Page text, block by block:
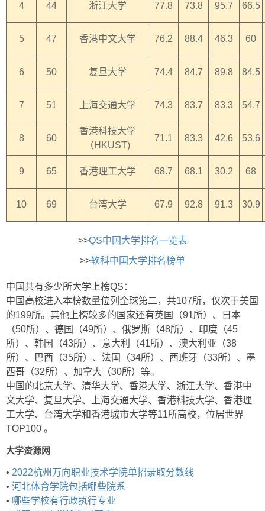
4 44 浙江大学 77.8 73.8 95.7 66.5
5 47 香港中文大学 76.2 88.4 46.3 60
6 50 复旦大学 74.4 84.7 89.8 84.5
7 51 上海交通大学 74.3 83.7 83.3 54.7
8 60
香港科技大学
（HKUST)
71.1 83.3 42.6 53.6
9 65 香港理工大学 68.7 68.1 30.2 68
10 69 台湾大学 67.9 92.8 91.3 30.9
>>QS中国大学排名一览表
>>软科中国大学排名榜单
中国共有多少所大学上榜QS：
中国高校进入本榜数量位列全球第二，共107所，仅次于美国
的199所。其他上榜较多的国家还有英国（91所）、日本
（50所）、德国（49所）、俄罗斯（48所）、印度（45
所）、韩国（43所）、意大利（41所）、澳大利亚（38
所）、巴西（35所）、法国（34所）、西班牙（33所）、墨
西哥（32所）、加拿大（30所）等。
中国的北京大学、清华大学、香港大学、浙江大学、香港中
文大学、复旦大学、上海交通大学、香港科技大学、香港理
工大学、台湾大学和香港城市大学等11所高校，位居世界
TOP100 。
大学资源网
• 2022杭州万向职业技术学院单招录取分数线
• 河北体育学院包括哪些院系
• 哪些学校有行政执行专业